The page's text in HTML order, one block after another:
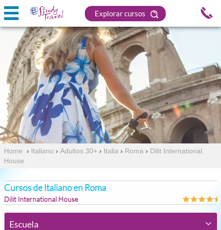
Explorar cursos
Home › Italiano › Adultos 30+ › Italia › Roma › Dilit International
House
Cursos de Italiano en Roma
Dilit International House
Escuela